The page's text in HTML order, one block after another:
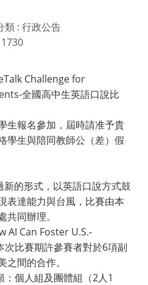
類 : 行政公告
Challenge for
全國高中生英語口說比
生報名參加，屆時請准予貴
學生與陪同教師公（差）假
的形式，以英語口說方式鼓
表達能力與台風，比賽由本
同辦理。
Can Foster U.S.-
比賽期許參賽者對於6項副
間的合作。
人組及團體組（2人1